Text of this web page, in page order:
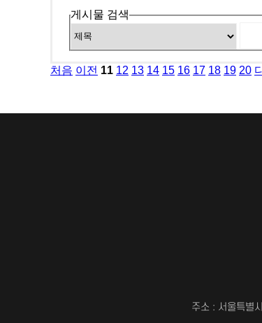
게시물 검색
처음 이전 11 12 13 14 15 16 17 18 19 20
주소 : 서울특별